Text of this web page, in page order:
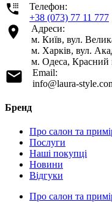
Телефон:
+38 (073) 77 11 777
Адреси:
м. Київ, вул.
м. Харків, вул.
м. Одеса, Красний
Email:
info@laura-
Бренд
Про салон та
Послуги
Наші покупці
Новини
Відгуки
Про салон та